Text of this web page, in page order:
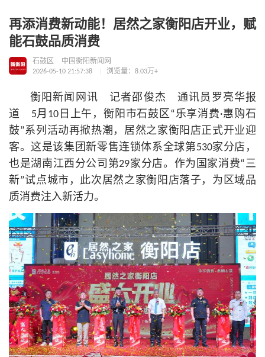
再添消费新动能！居然之家衡阳店开业，赋
能石鼓品质消费
石鼓区
中国衡阳新闻网
2026-05-10 21:57:38
浏览量：8.03万+
衡阳新闻网讯 记者邵俊杰 通讯员罗亮华报
道 5月10日上午，衡阳市石鼓区“乐享消费·惠购石
鼓”系列活动再掀热潮，居然之家衡阳店正式开业迎
客。这是该集团新零售连锁体系全球第530家分店，
也是湖南江西分公司第29家分店。作为国家消费“三
新”试点城市，此次居然之家衡阳店落子，为区域品
质消费注入新活力。